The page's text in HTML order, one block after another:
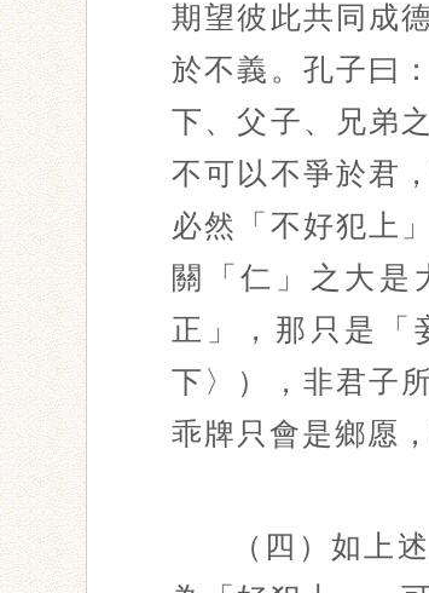
期望彼此共同成
於不義。孔子曰
下、父子、兄弟
不可以不爭於君
必然「不好犯上
關「仁」之大是
正」，那只是「
下〉），非君子
乖牌只會是鄉愿
（四）如上